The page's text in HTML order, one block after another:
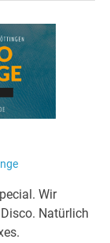
Wir
Natürlich